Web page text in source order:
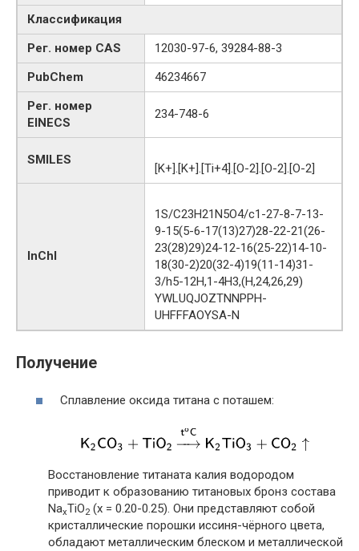
Классификация
Рег. номер CAS
12030-97-6, 39284-88-3
PubChem
46234667
Рег. номер
EINECS
234-748-6
SMILES
[K+].[K+].[Ti+4].[O-2].[O-2].[O-2]
InChI
1S/C23H21N5O4/c1-27-8-7-13-
9-15(5-6-17(13)27)28-22-21(26-
23(28)29)24-12-16(25-22)14-10-
18(30-2)20(32-4)19(11-14)31-
3/h5-12H,1-4H3,(H,24,26,29)
YWLUQJOZTNNPPH-
UHFFFAOYSA-N
Получение
Сплавление оксида титана с поташем:
Восстановление титаната калия водородом
приводит к образованию титановых бронз состава
NaxTiO2 (x = 0.20-0.25). Они представляют собой
кристаллические порошки иссиня-чёрного цвета,
обладают металлическим блеском и металлической